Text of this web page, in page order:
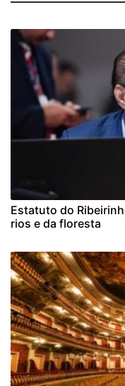
Estatuto do
rios e da floresta